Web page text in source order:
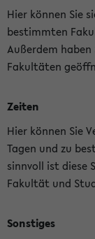
Hier können Sie
bestimmten
Außerdem
Fakultäten
Zeiten
Hier können Sie
Tagen und zu
sinnvoll ist diese
Fakultät und
Sonstiges